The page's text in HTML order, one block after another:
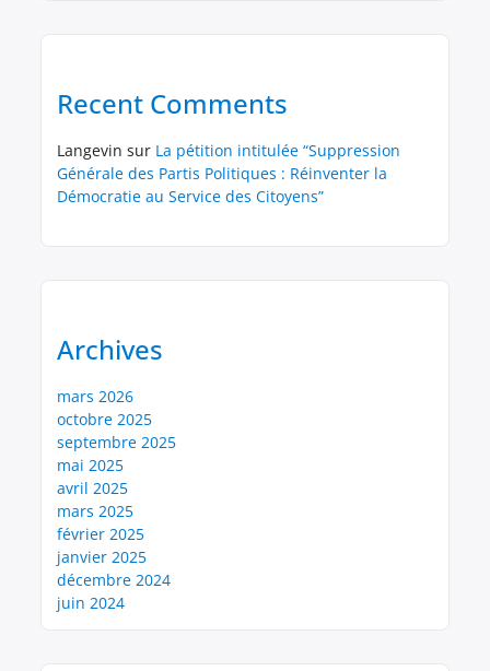
Recent Comments
Langevin sur La pétition intitulée “Suppression
Générale des Partis Politiques : Réinventer la
Démocratie au Service des Citoyens”
Archives
mars 2026
octobre 2025
septembre 2025
mai 2025
avril 2025
mars 2025
février 2025
janvier 2025
décembre 2024
juin 2024